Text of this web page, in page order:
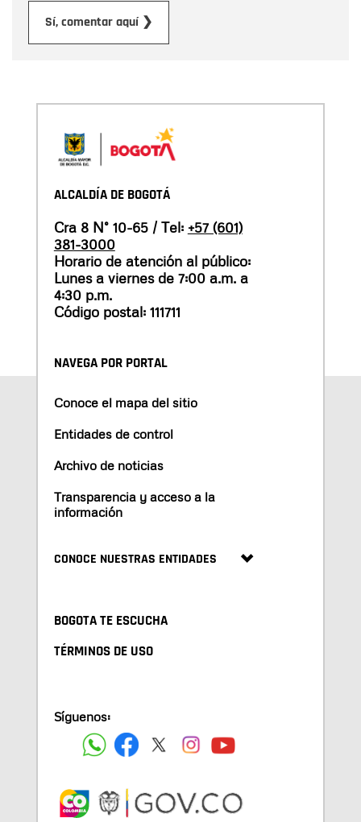
Sí, comentar aquí ❯
ALCALDÍA DE BOGOTÁ
Cra 8 N° 10-65 / Tel: +57 (601)
381-3000
Horario de atención al público:
Lunes a viernes de 7:00 a.m. a
4:30 p.m.
Código postal: 111711
NAVEGA POR PORTAL
Conoce el mapa del sitio
Entidades de control
Archivo de noticias
Transparencia y acceso a la
información
CONOCE NUESTRAS ENTIDADES
BOGOTA TE ESCUCHA
TÉRMINOS DE USO
Síguenos: